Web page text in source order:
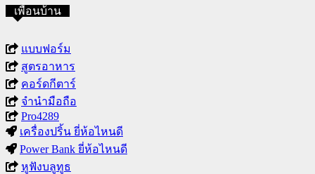
เพื่อนบ้าน
แบบฟอร์ม
สูตรอาหาร
คอร์ดกีตาร์
จำนำมือถือ
Pro4289
เครื่องปริ้น ยี่ห้อไหนดี
Power Bank ยี่ห้อไหนดี
หูฟังบลูทูธ